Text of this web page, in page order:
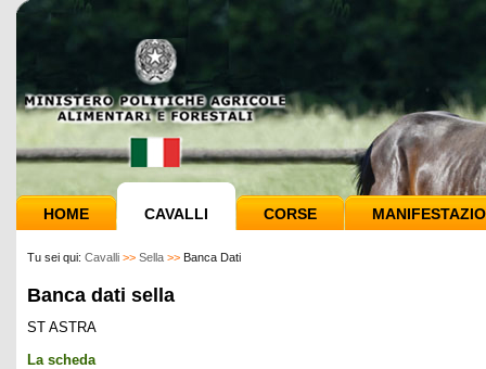
HOME CAVALLI CORSE
Tu sei qui: Cavalli >> Sella >> Banca Dati
Banca dati sella
ST ASTRA
La scheda